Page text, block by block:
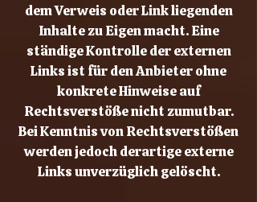
dem Verweis oder Link liegenden
Inhalte zu Eigen macht. Eine
ständige Kontrolle der externen
Links ist für den Anbieter ohne
konkrete Hinweise auf
Rechtsverstöße nicht zumutbar.
Bei Kenntnis von Rechtsverstößen
werden jedoch derartige externe
Links unverzüglich gelöscht.